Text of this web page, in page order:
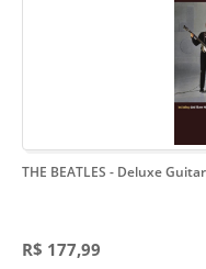
THE BEATLES - Deluxe
R$ 177,99